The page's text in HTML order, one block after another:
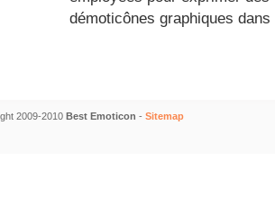
démoticônes graphiques
2009-2010 Best Emoticon - Sitemap